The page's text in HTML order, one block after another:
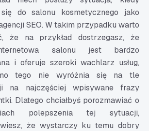
do salonu kosmetycznego jako
SEO. W takim przypadku warto
że na przykład dostrzegasz, że
salonu jest bardzo
i oferuje szeroki wachlarz usług,
tego nie wyróżnia się na tle
na najczęściej wpisywane frazy
Dlatego chciałbyś porozmawiać o
polepszenia tej sytuacji,
że wystarczy ku temu dobry